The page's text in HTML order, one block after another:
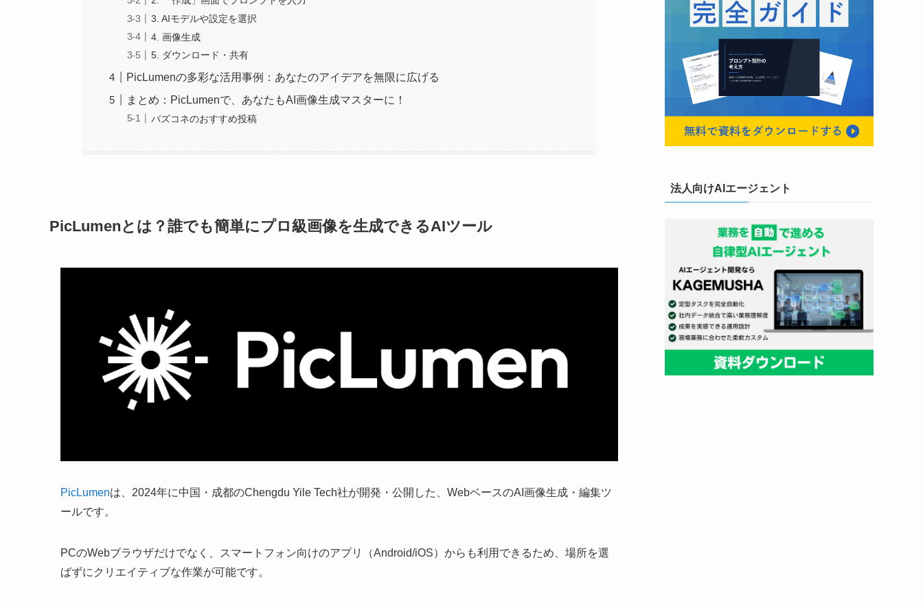
3. AIモデルや設定を選択
4. 画像生成
5. ダウンロード・共有
PicLumenの多彩な活用事例：あなたのアイデアを無限に広げる
まとめ：PicLumenで、あなたもAI画像生成マスターに！
バズコネのおすすめ投稿
PicLumenとは？誰でも簡単にプロ級画像を生成できるAIツール
PicLumenは、2024年に中国・成都のChengdu Yile Tech社が開発・公開した、WebベースのAI画像生成・編集ツ
ールです。
PCのWebブラウザだけでなく、スマートフォン向けのアプリ（Android/iOS）からも利用できるため、場所を選
ばずにクリエイティブな作業が可能です。
法人向けAIエージェント